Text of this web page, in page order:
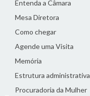
Entenda a Câmara
Mesa Diretora
Como chegar
Agende uma Visita
Memória
Estrutura administrativa
Procuradoria da Mulher